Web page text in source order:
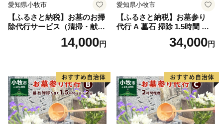
愛知県小牧市
【ふるさと納税】お墓のお掃
除代行サービス（清掃・献
14,000円
愛知県小牧市
【ふるさと納税】お墓参り
代行 A 墓石 掃除 1.5時間 程
度 お参り 献花 献香 雑草 除
去 処分 草抜き 清掃 お手入れ
石 デザイン墓石 愛知県 小牧
市
34,000円